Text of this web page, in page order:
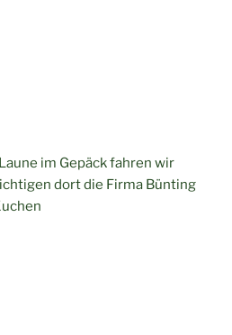
im Gepäck fahren wir
dort die Firma Bünting